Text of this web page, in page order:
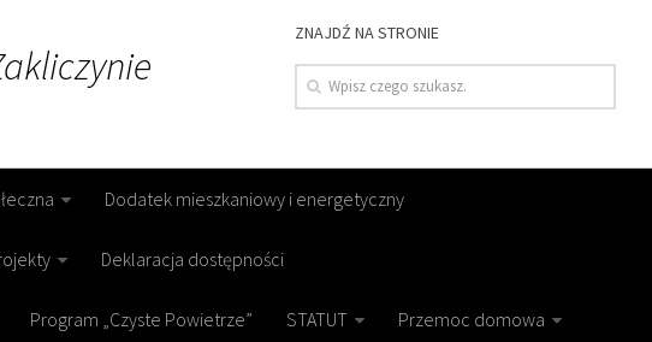
ZNAJDŹ NA STRONIE
Dodatek mieszkaniowy i energetyczny
Deklaracja dostępności
Program „Czyste Powietrze” STATUT Przemoc domowa